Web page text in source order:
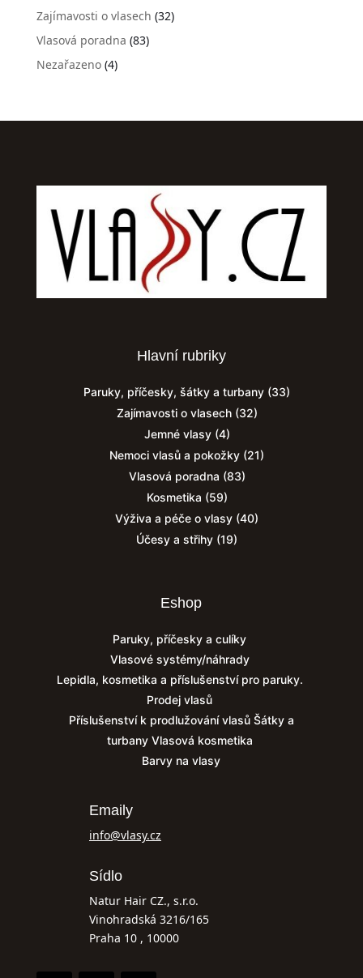
Zajímavosti o vlasech (32)
Vlasová poradna (83)
Nezařazeno(4)
Hlavní rubriky
Paruky, příčesky, šátky a turbany (33)
Zajímavosti o vlasech(32)
Jemné vlasy(4)
Nemoci vlasů a pokožky (21)
Vlasová poradna (83)
Kosmetika (59)
Výživa a péče o vlasy (40)
Účesy a střihy (19)
Eshop
Paruky, příčesky a culíky
Vlasové systémy/náhrady
Lepidla, kosmetika a příslušenství pro paruky.
Prodej vlasů
Příslušenství k prodlužování vlasů Šátky a
turbany Vlasová kosmetika
Barvy na vlasy
Emaily
info@vlasy.cz
Sídlo
Natur Hair CZ., s.r.o.
Vinohradská 3216/165
Praha 10 , 10000